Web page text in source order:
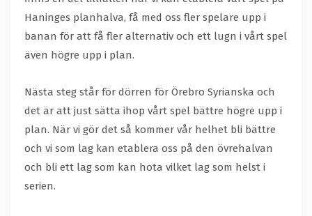
Haninges planhalva, få med oss fler spelare upp i
banan för att få fler alternativ och ett lugn i vårt spel
även högre upp i plan.
Nästa steg står för dörren för Örebro Syrianska och
det är att just sätta ihop vårt spel bättre högre upp i
plan. När vi gör det så kommer vår helhet bli bättre
och vi som lag kan etablera oss på den övrehalvan
och bli ett lag som kan hota vilket lag som helst i
serien.